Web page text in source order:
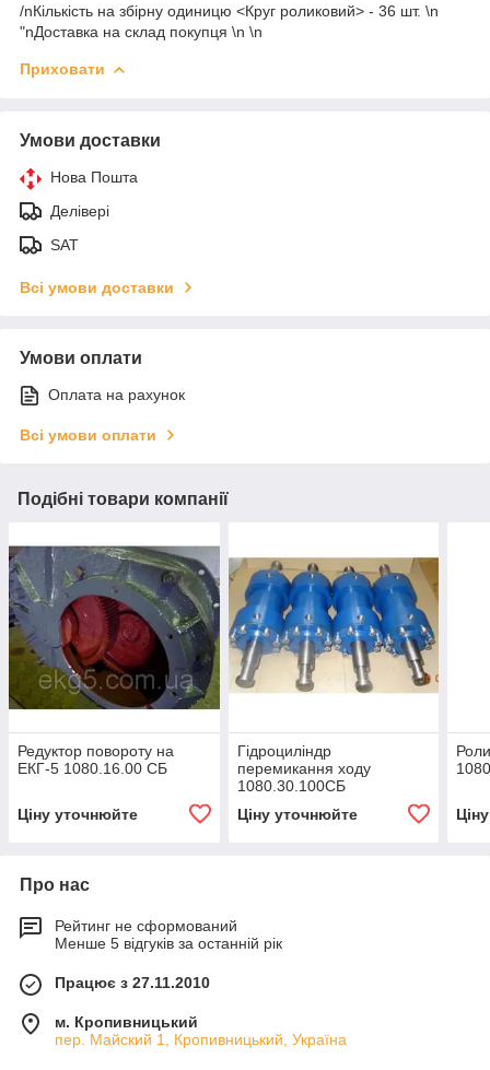
/nКількість на збірну одиницю <Круг роликовий> - 36 шт. \n
"nДоставка на склад покупця \n \n
Приховати
Умови доставки
Нова Пошта
Делівері
SAT
Всі умови доставки
Умови оплати
Оплата на рахунок
Всі умови оплати
Подібні товари компанії
Редуктор повороту на
ЕКГ-5 1080.16.00 СБ
Ціну уточнюйте
Гідроциліндр
перемикання ходу
1080.30.100СБ
екскаваторів ЕКГ-4,6,
Ціну уточнюйте
Про нас
Рейтинг не сформований
Менше 5 відгуків за останній рік
Працює з 27.11.2010
м. Кропивницький
пер. Майский 1, Кропивницький, Україна